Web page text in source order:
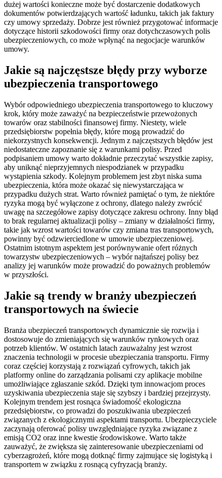
dużej wartości konieczne może być dostarczenie dodatkowych
dokumentów potwierdzających wartość ładunku, takich jak faktury
czy umowy sprzedaży. Dobrze jest również przygotować informacje
dotyczące historii szkodowości firmy oraz dotychczasowych polis
ubezpieczeniowych, co może wpłynąć na negocjacje warunków
umowy.
Jakie są najczęstsze błędy przy wyborze
ubezpieczenia transportowego
Wybór odpowiedniego ubezpieczenia transportowego to kluczowy
krok, który może zaważyć na bezpieczeństwie przewożonych
towarów oraz stabilności finansowej firmy. Niestety, wiele
przedsiębiorstw popełnia błędy, które mogą prowadzić do
niekorzystnych konsekwencji. Jednym z najczęstszych błędów jest
niedostateczne zapoznanie się z warunkami polisy. Przed
podpisaniem umowy warto dokładnie przeczytać wszystkie zapisy,
aby uniknąć nieprzyjemnych niespodzianek w przypadku
wystąpienia szkody. Kolejnym problemem jest zbyt niska suma
ubezpieczenia, która może okazać się niewystarczająca w
przypadku dużych strat. Warto również pamiętać o tym, że niektóre
ryzyka mogą być wyłączone z ochrony, dlatego należy zwrócić
uwagę na szczegółowe zapisy dotyczące zakresu ochrony. Inny błąd
to brak regularnej aktualizacji polisy – zmiany w działalności firmy,
takie jak wzrost wartości towarów czy zmiana tras transportowych,
powinny być odzwierciedlone w umowie ubezpieczeniowej.
Ostatnim istotnym aspektem jest porównywanie ofert różnych
towarzystw ubezpieczeniowych – wybór najtańszej polisy bez
analizy jej warunków może prowadzić do poważnych problemów
w przyszłości.
Jakie są trendy w branży ubezpieczeń
transportowych na świecie
Branża ubezpieczeń transportowych dynamicznie się rozwija i
dostosowuje do zmieniających się warunków rynkowych oraz
potrzeb klientów. W ostatnich latach zauważalny jest wzrost
znaczenia technologii w procesie ubezpieczania transportu. Firmy
coraz częściej korzystają z rozwiązań cyfrowych, takich jak
platformy online do zarządzania polisami czy aplikacje mobilne
umożliwiające zgłaszanie szkód. Dzięki tym innowacjom proces
uzyskiwania ubezpieczenia staje się szybszy i bardziej przejrzysty.
Kolejnym trendem jest rosnąca świadomość ekologiczna
przedsiębiorstw, co prowadzi do poszukiwania ubezpieczeń
związanych z ekologicznymi aspektami transportu. Ubezpieczyciele
zaczynają oferować polisy uwzględniające ryzyka związane z
emisją CO2 oraz inne kwestie środowiskowe. Warto także
zauważyć, że zwiększa się zainteresowanie ubezpieczeniami od
cyberzagrożeń, które mogą dotknąć firmy zajmujące się logistyką i
transportem w związku z rosnącą cyfryzacją branży.